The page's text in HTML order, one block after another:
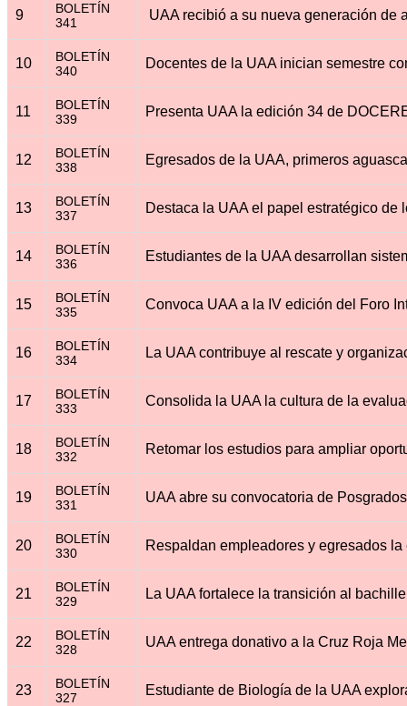
9
BOLETÍN
341
10
BOLETÍN
340
11
BOLETÍN
339
12
BOLETÍN
338
13
BOLETÍN
337
14
BOLETÍN
336
15
BOLETÍN
335
16
BOLETÍN
334
17
BOLETÍN
333
18
BOLETÍN
332
19
BOLETÍN
331
20
BOLETÍN
330
21
BOLETÍN
329
22
BOLETÍN
328
23
BOLETÍN
327